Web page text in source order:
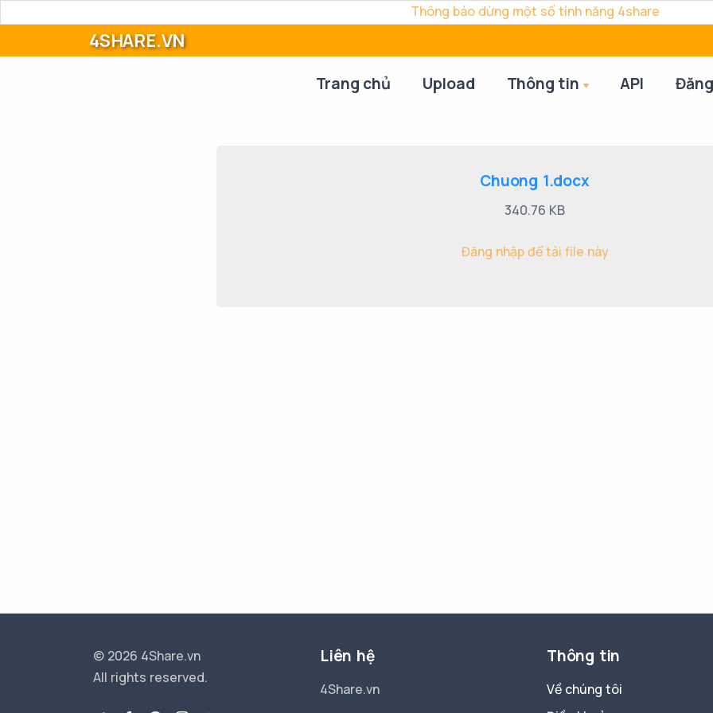
Thông báo dừng một số tính năng 4share
4SHARE.VN
Trang chủ Upload Thông tin API
Chuong 1.docx
340.76 KB
Đăng nhập để tải file này
© 2026 4Share.vn
All rights reserved.
Liên hệ
4Share.vn
Thông tin
Về chúng tôi